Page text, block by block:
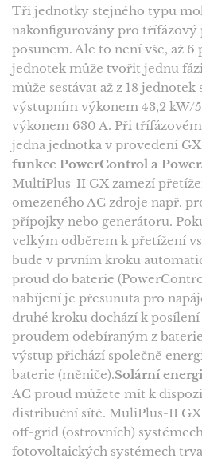
Tři jednotky stejného typu
nakonfigurovány pro třífázový
posunem. Ale to není vše, až 6
jednotek může tvořit jednu
může sestávat až z 18
výstupním výkonem 43,2 kW/
výkonem 630 A. Při
jedna jednotka v provedení
funkce PowerControl a
MultiPlus-II GX zamezí
omezeného AC zdroje např.
přípojky nebo generátoru.
velkým odběrem k přetížení
bude v prvním kroku
proud do baterie
nabíjení je přesunuta pro
druhé kroku dochází k
proudem odebíraným z
výstup přichází společně
baterie (měniče).Solární
AC proud můžete mít k
distribuční sítě. MuliPlus-II
off-grid (ostrovních)
fotovoltaických systémech